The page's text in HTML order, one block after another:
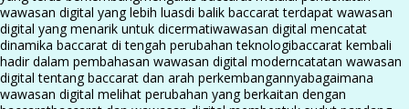
wawasan digital yang lebih luasdi balik baccarat terdapat wawasan
digital yang menarik untuk dicermatiwawasan digital mencatat
dinamika baccarat di tengah perubahan teknologibaccarat kembali
hadir dalam pembahasan wawasan digital moderncatatan wawasan
digital tentang baccarat dan arah perkembangannyabagaimana
wawasan digital melihat perubahan yang berkaitan dengan